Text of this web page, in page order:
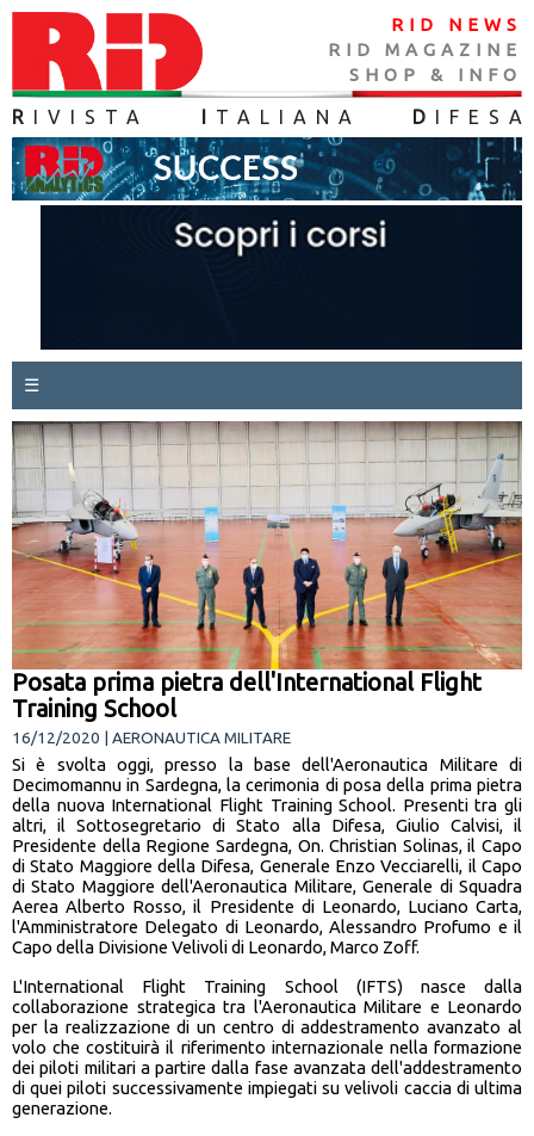
RID NEWS
RID MAGAZINE
SHOP & INFO
R IVISTA TALIANA D IFES A
☰
Posata prima pietra dell'International Flight
Training School
16/12/2020 | AERONAUTICA MILITARE
Si è svolta oggi, presso la base dell'Aeronautica Militare di
Decimomannu in Sardegna, la cerimonia di posa della prima pietra
della nuova International Flight Training School. Presenti tra gli
altri, il Sottosegretario di Stato alla Difesa, Giulio Calvisi, il
Presidente della Regione Sardegna, On. Christian Solinas, il Capo
di Stato Maggiore della Difesa, Generale Enzo Vecciarelli, il Capo
di Stato Maggiore dell'Aeronautica Militare, Generale di Squadra
Aerea Alberto Rosso, il Presidente di Leonardo, Luciano Carta,
l'Amministratore Delegato di Leonardo, Alessandro Profumo e il
Capo della Divisione Velivoli di Leonardo, Marco Zoff.
L'International Flight Training School (IFTS) nasce dalla
collaborazione strategica tra l'Aeronautica Militare e Leonardo
per la realizzazione di un centro di addestramento avanzato al
volo che costituirà il riferimento internazionale nella formazione
dei piloti militari a partire dalla fase avanzata dell'addestramento
di quei piloti successivamente impiegati su velivoli caccia di ultima
generazione.